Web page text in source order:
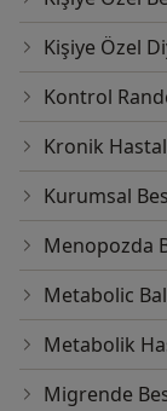
Kişiye Özel
Kontrol
Kronik
Kurumsal
Menopozda
Metabolic
Metabolik
Migrende